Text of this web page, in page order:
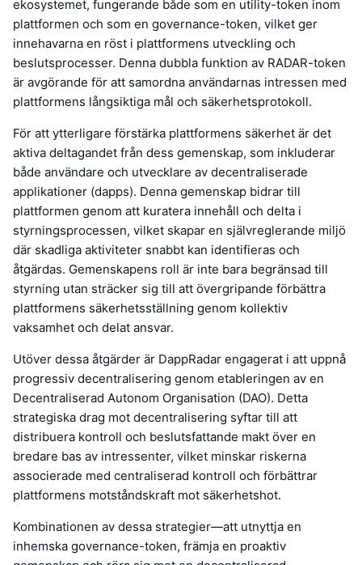
ekosystemet, fungerande både som en utility-token inom
plattformen och som en governance-token, vilket ger
innehavarna en röst i plattformens utveckling och
beslutsprocesser. Denna dubbla funktion av RADAR-token
är avgörande för att samordna användarnas intressen med
plattformens långsiktiga mål och säkerhetsprotokoll.
För att ytterligare förstärka plattformens säkerhet är det
aktiva deltagandet från dess gemenskap, som inkluderar
både användare och utvecklare av decentraliserade
applikationer (dapps). Denna gemenskap bidrar till
plattformen genom att kuratera innehåll och delta i
styrningsprocessen, vilket skapar en självreglerande miljö
där skadliga aktiviteter snabbt kan identifieras och
åtgärdas. Gemenskapens roll är inte bara begränsad till
styrning utan sträcker sig till att övergripande förbättra
plattformens säkerhetsställning genom kollektiv
vaksamhet och delat ansvar.
Utöver dessa åtgärder är DappRadar engagerat i att uppnå
progressiv decentralisering genom etableringen av en
Decentraliserad Autonom Organisation (DAO). Detta
strategiska drag mot decentralisering syftar till att
distribuera kontroll och beslutsfattande makt över en
bredare bas av intressenter, vilket minskar riskerna
associerade med centraliserad kontroll och förbättrar
plattformens motståndskraft mot säkerhetshot.
Kombinationen av dessa strategier—att utnyttja en
inhemska governance-token, främja en proaktiv